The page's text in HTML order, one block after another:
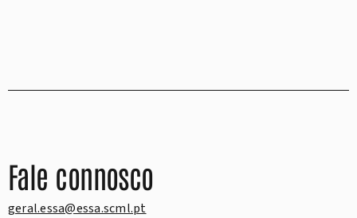
Fale connosco
geral.essa@essa.scml.pt